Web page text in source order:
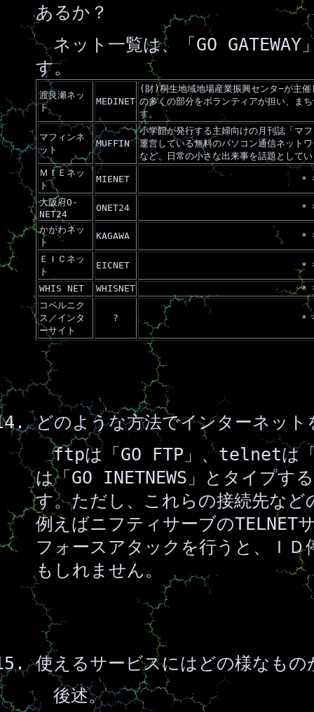
あるか？
ネット一覧は、「GO GATEWAY
す。
渡良瀬ネッ
ト
MEDINET
(財)桐生地域地場産業振興センタ−が主
の多くの部分をボランティアが担い、ま
す。
マフィンネ
ット
MUFFIN
小学館が発行する主婦向けの月刊誌「マ
運営している無料のパソコン通信ネット
など、日常の小さな出来事を話題として
ＭＩＥネッ
ト
MIENET *
大阪府O-
NET24
ONET24 *
かがわネッ
ト
KAGAWA *
ＥＩＣネッ
ト
EICNET *
WHIS NET WHISNET
*
コペルニク
ス／インタ
ーサイト
? *
どのような方法でインターネット
ftpは「GO FTP」、telnetは「
は「GO INETNEWS」とタイプす
す。ただし、これらの接続先な
例えばニフティサーブのTELNET
フォースアタックを行うと、Ｉ
もしれません。
使えるサービスにはどの様なもの
後述。